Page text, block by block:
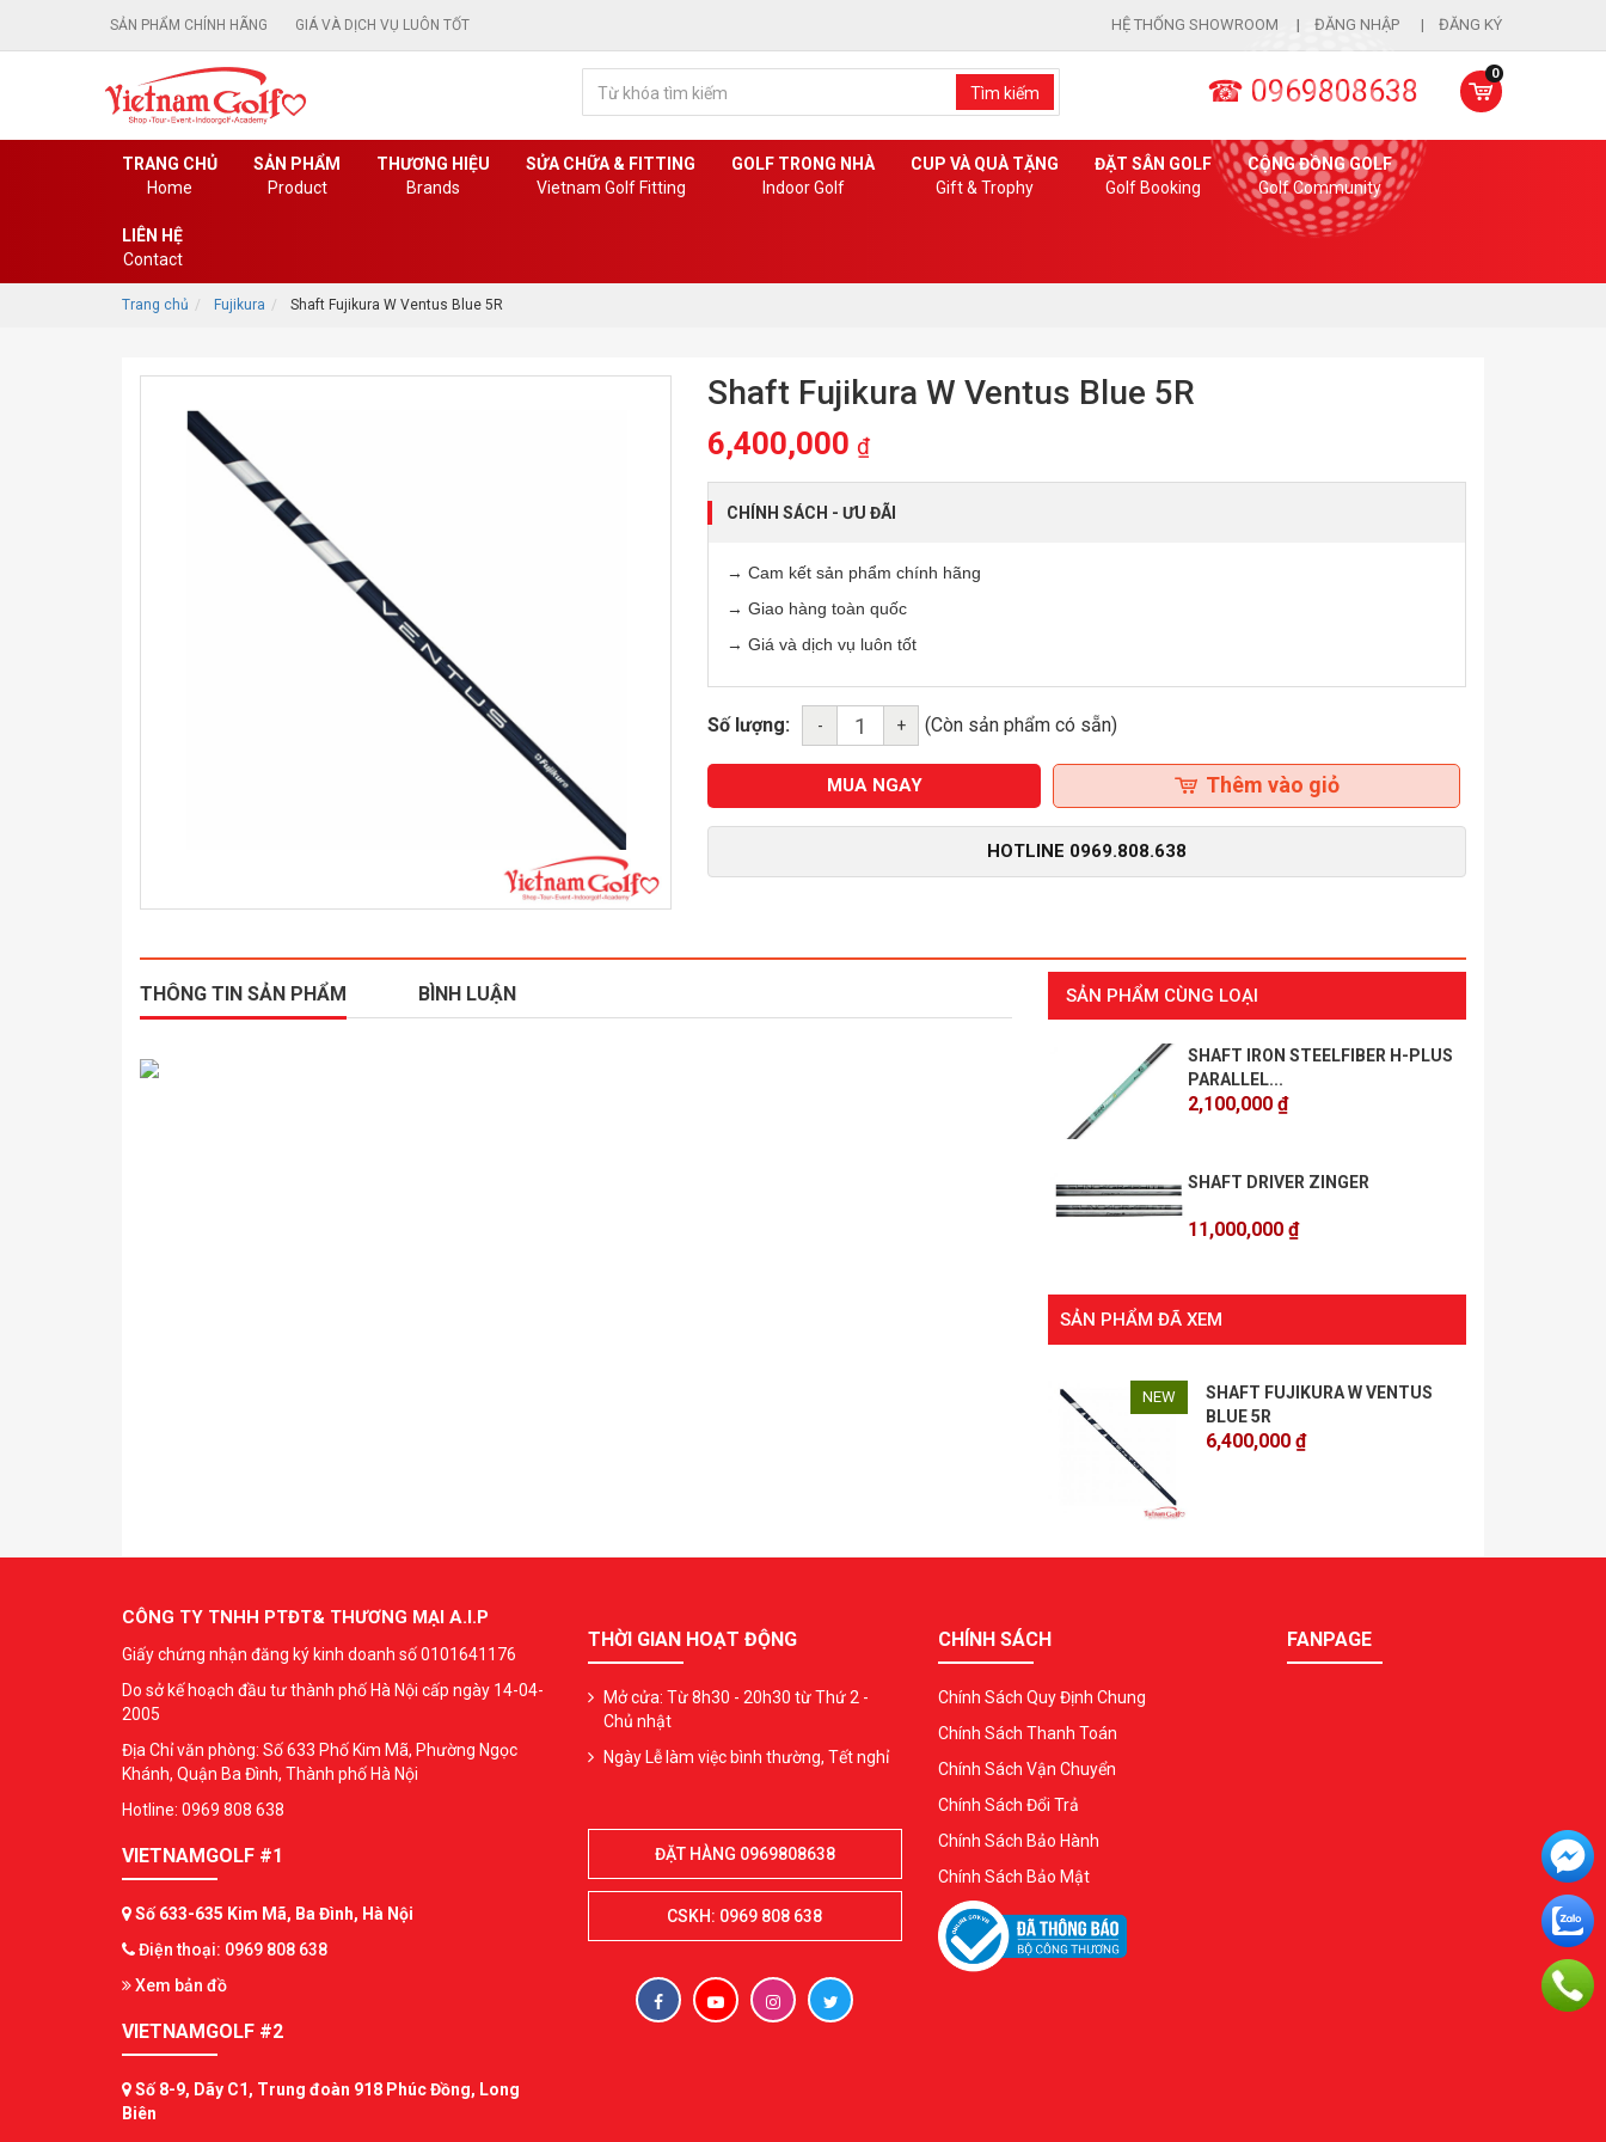
SẢN PHẨM CHÍNH HÃNG GIÁ VÀ DỊCH VỤ LUÔN TỐT ĐĂNG NHẬP ĐĂNG KÝ
HỆ THỐNG SHOWROOM
Tìm kiếm
0
☎ 0969808638
TRANG CHỦ
Home
SẢN PHẨM
Product
THƯƠNG HIỆU
Brands
SỬA CHỮA & FITTING
Vietnam Golf Fitting
GOLF TRONG NHÀ
Indoor Golf
CUP VÀ QUÀ TẶNG
Gift & Trophy
ĐẶT SÂN GOLF
Golf Booking
CỘNG ĐỒNG GOLF
Golf Community
LIÊN HỆ
Contact
Trang chủ Fujikura Shaft Fujikura W Ventus Blue 5R
Shaft Fujikura W Ventus Blue 5R
6,400,000 ₫
CHÍNH SÁCH - ƯU ĐÃI
→ Cam kết sản phẩm chính hãng
→ Giao hàng toàn quốc
→ Giá và dịch vụ luôn tốt
Số lượng: - + (Còn sản phẩm có sẵn)
MUA NGAY Thêm vào giỏ
HOTLINE 0969.808.638
THÔNG TIN SẢN PHẨM BÌNH LUẬN SẢN PHẨM CÙNG LOẠI
SHAFT IRON STEELFIBER H-PLUS
PARALLEL...
2,100,000 ₫
SHAFT DRIVER ZINGER
11,000,000 ₫
SẢN PHẨM ĐÃ XEM
NEW
SHAFT FUJIKURA W VENTUS
BLUE 5R
6,400,000 ₫
CÔNG TY TNHH PTĐT& THƯƠNG MẠI A.I.P
Giấy chứng nhận đăng ký kinh doanh số 0101641176
Do sở kế hoạch đầu tư thành phố Hà Nội cấp ngày 14-04-
2005
Địa Chỉ văn phòng: Số 633 Phố Kim Mã, Phường Ngọc
Khánh, Quận Ba Đình, Thành phố Hà Nội
Hotline: 0969 808 638
VIETNAMGOLF #1
Số 633-635 Kim Mã, Ba Đình, Hà Nội
Điện thoại: 0969 808 638
Xem bản đồ
VIETNAMGOLF #2
Số 8-9, Dãy C1, Trung đoàn 918 Phúc Đồng, Long
Biên
THỜI GIAN HOẠT ĐỘNG
Mở cửa: Từ 8h30 - 20h30 từ Thứ 2 -
Chủ nhật
Ngày Lễ làm việc bình thường, Tết nghỉ
ĐẶT HÀNG 0969808638
CSKH: 0969 808 638
CHÍNH SÁCH
Chính Sách Quy Định Chung
Chính Sách Thanh Toán
Chính Sách Vận Chuyển
Chính Sách Đổi Trả
Chính Sách Bảo Hành
Chính Sách Bảo Mật
FANPAGE